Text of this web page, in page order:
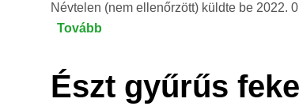
Névtelen (nem ellenőrzött) küldte be 2022.
Tovább
és
Észt gyűrűs